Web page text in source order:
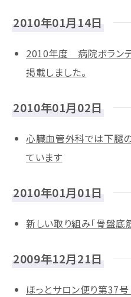
2010年01月14日
2010年度 病院ボラン
掲載しました。
2010年01月02日
心臓血管外科では下腿
ています
2010年01月01日
新しい取り組み「骨盤底
2009年12月21日
ほっとサロン便り第37